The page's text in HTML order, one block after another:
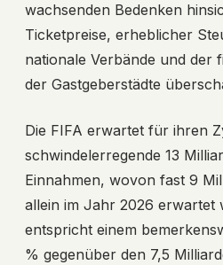
wachsenden Bedenken
Ticketpreise, erheblicher
nationale Verbände und der
der Gastgeberstädte
Die FIFA erwartet für ihren
schwindelerregende 13
Einnahmen, wovon fast 9
allein im Jahr 2026 erwartet
entspricht einem
% gegenüber den 7,5